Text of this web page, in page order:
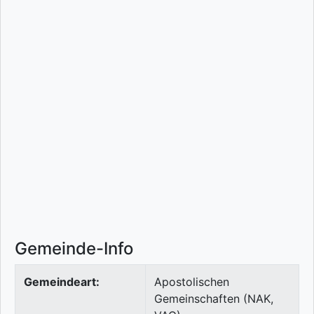
Gemeinde-Info
Gemeindeart:
Apostolischen
Gemeinschaften (NAK,